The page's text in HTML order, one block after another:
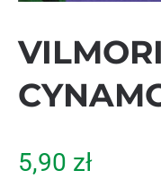
5,90 zł